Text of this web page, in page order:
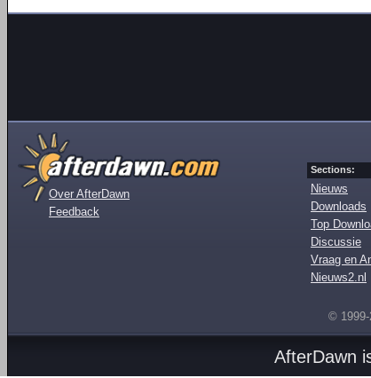
Over AfterDawn
Feedback
Sections:
Nieuws
Downloads
Top
Discussie
Vraag en
Nieuws2.nl
© 1999-
AfterDawn